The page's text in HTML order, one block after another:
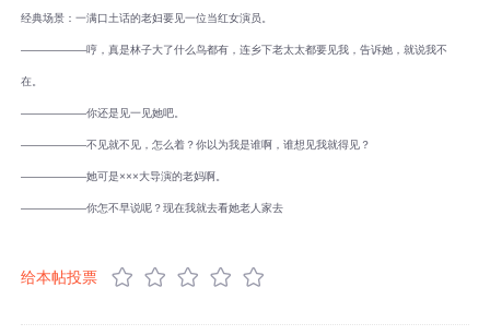
经典场景：一满口土话的老妇要见一位当红女演员。
――――――哼，真是林子大了什么鸟都有，连乡下老太太都要见我，告诉她，就说我不
在。
――――――你还是见一见她吧。
――――――不见就不见，怎么着？你以为我是谁啊，谁想见我就得见？
――――――她可是×××大导演的老妈啊。
――――――你怎不早说呢？现在我就去看她老人家去
给本帖投票